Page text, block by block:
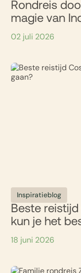
Rondreis
magie van
02 juli 2026
Inspiratieblog
Beste
kun je het
18 juni 2026